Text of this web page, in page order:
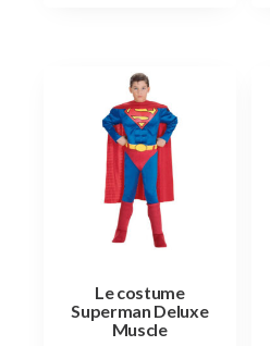
Le costume
Superman Deluxe
Muscle